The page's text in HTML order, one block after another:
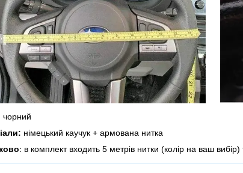
чорний
німецький каучук + армована нитка
: в комплект входить 5 метрів нитки (колір на ваш вибір)